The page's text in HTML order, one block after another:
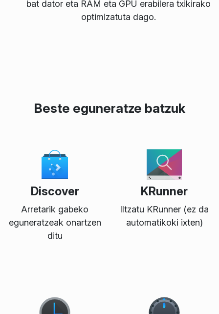
bat dator eta RAM eta GPU erabilera txikirako
optimizatuta dago.
Beste eguneratze batzuk
Discover
Arretarik gabeko
eguneratzeak onartzen
ditu
KRunner
Iltzatu KRunner (ez da
automatikoki ixten)